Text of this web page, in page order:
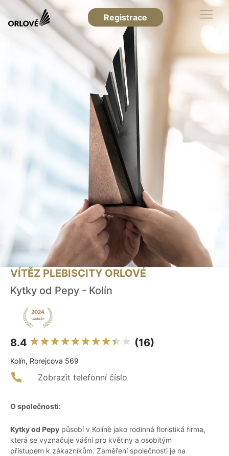
Registrace
VÍTĚZ PLEBISCITY ORLOVÉ
Kytky od Pepy - Kolín
8.4 (16)
Kolín, Rorejcova 569
Zobrazit telefonní číslo
O společnosti:
Kytky od Pepy působí v Kolíně jako rodinná floristiká firma,
která se vyznačuje vášní pro květiny a osobitým
přístupem k zákazníkům. Zaměření společnosti je na